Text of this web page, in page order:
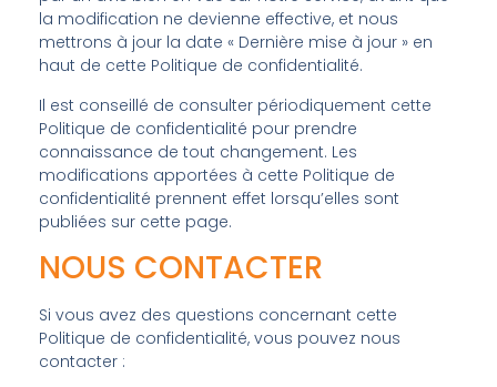
la modification ne devienne effective, et nous
mettrons à jour la date « Dernière mise à jour » en
haut de cette Politique de confidentialité.
Il est conseillé de consulter périodiquement cette
Politique de confidentialité pour prendre
connaissance de tout changement. Les
modifications apportées à cette Politique de
confidentialité prennent effet lorsqu’elles sont
publiées sur cette page.
NOUS CONTACTER
Si vous avez des questions concernant cette
Politique de confidentialité, vous pouvez nous
contacter :